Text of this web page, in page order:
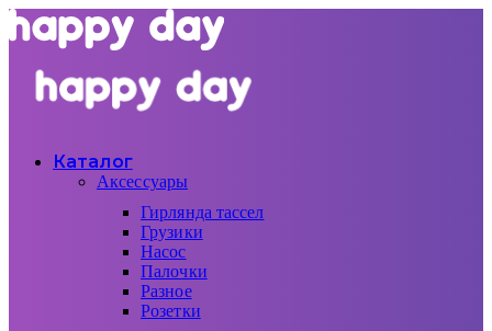
Каталог
Аксессуары
Гирлянда тассел
Грузики
Насос
Палочки
Разное
Розетки